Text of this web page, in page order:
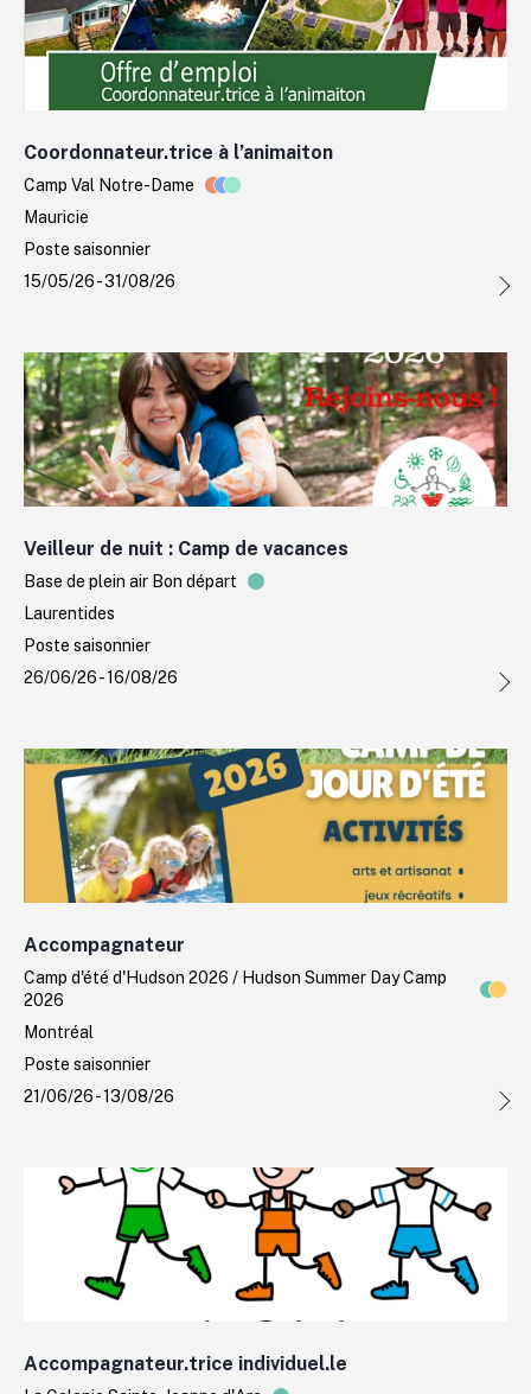
Coordonnateur.trice à l’animaiton
Camp Val Notre-Dame
Mauricie
Poste saisonnier
15/05/26 - 31/08/26
Veilleur de nuit : Camp de vacances
Base de plein air Bon départ
Laurentides
Poste saisonnier
26/06/26 - 16/08/26
Accompagnateur
Camp d'été d'Hudson 2026 / Hudson Summer Day Camp
2026
Montréal
Poste saisonnier
21/06/26 - 13/08/26
Accompagnateur.trice individuel.le